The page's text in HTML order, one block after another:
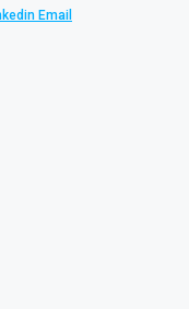
Email